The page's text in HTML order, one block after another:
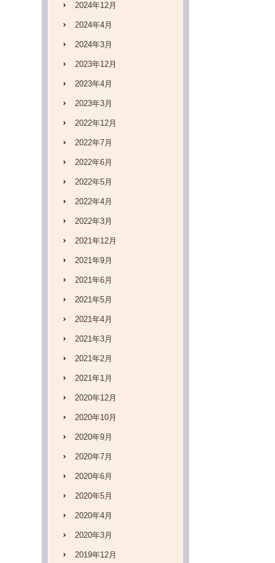
2024年12月
2024年4月
2024年3月
2023年12月
2023年4月
2023年3月
2022年12月
2022年7月
2022年6月
2022年5月
2022年4月
2022年3月
2021年12月
2021年9月
2021年6月
2021年5月
2021年4月
2021年3月
2021年2月
2021年1月
2020年12月
2020年10月
2020年9月
2020年7月
2020年6月
2020年5月
2020年4月
2020年3月
2019年12月